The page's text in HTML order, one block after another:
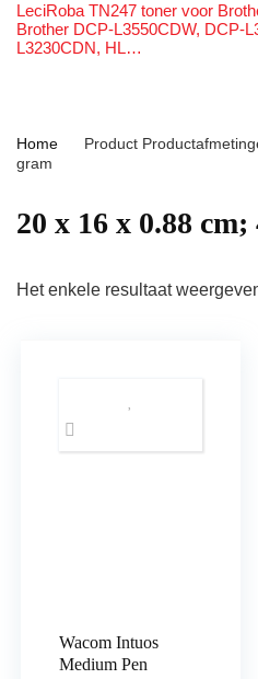
LeciRoba TN247 toner voor
Brother DCP-L3550CDW, DCP-
L3230CDN, HL…
Home Product
gram
‎20 x 16 x 0.88
Het enkele resultaat
Wacom Intuos
Medium Pen